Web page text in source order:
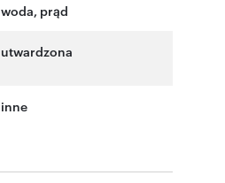
woda, prąd
utwardzona
inne